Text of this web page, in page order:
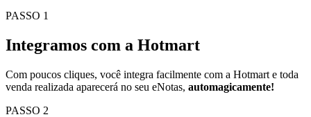
PASSO 1
Integramos com a Hotmart
Com poucos cliques, você integra facilmente com a Hotmart e toda
venda realizada aparecerá no seu eNotas, automagicamente!
PASSO 2